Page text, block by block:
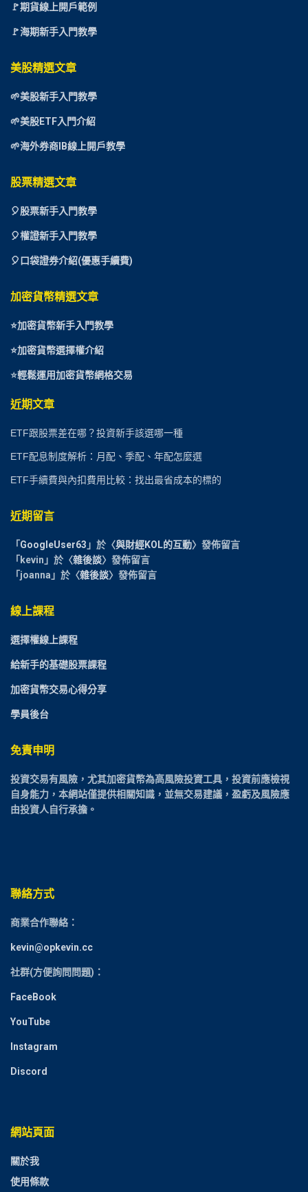
🚩期貨線上開戶範例
🚩海期新手入門教學
美股精選文章
🌱美股新手入門教學
🌱美股ETF入門介紹
🌱海外券商IB線上開戶教學
股票精選文章
🎈股票新手入門教學
🎈權證新手入門教學
🎈口袋證券介紹(優惠手續費)
加密貨幣精選文章
⭐加密貨幣新手入門教學
⭐加密貨幣選擇權介紹
⭐輕鬆運用加密貨幣網格交易
近期文章
ETF跟股票差在哪？投資新手該選哪一種
ETF配息制度解析：月配、季配、年配怎麼選
ETF手續費與內扣費用比較：找出最省成本的標的
近期留言
「GoogleUser63 」於〈與財經KOL的互動〉發佈留言
「kevin 」於〈雜後談〉發佈留言
「joanna 」於〈雜後談〉發佈留言
線上課程
選擇權線上課程
給新手的基礎股票課程
加密貨幣交易心得分享
學員後台
免責申明
投資交易有風險，尤其加密貨幣為高風險投資工具，投資前應檢視
自身能力，本網站僅提供相關知識，並無交易建議，盈虧及風險應
由投資人自行承擔。
聯絡方式
商業合作聯絡：
kevin@opkevin.cc
社群(方便詢問問題)：
FaceBook
YouTube
Instagram
Discord
網站頁面
關於我
使用條款